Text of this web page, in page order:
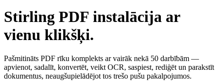
Stirling PDF instalācija ar
vienu klikšķi.
Pašmitināts PDF rīku komplekts ar vairāk nekā 50 darbībām —
apvienot, sadalīt, konvertēt, veikt OCR, saspiest, rediģēt un parakstīt
dokumentus, neaugšupielādējot tos trešo pušu pakalpojumos.